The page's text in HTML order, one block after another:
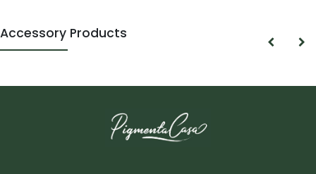
Accessory Products